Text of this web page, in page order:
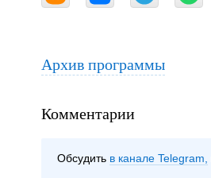
Архив программы
Комментарии
Обсудить в канале Telegram